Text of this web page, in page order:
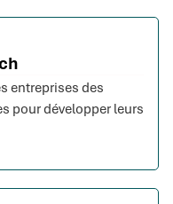
entreprises des
pour développer leurs